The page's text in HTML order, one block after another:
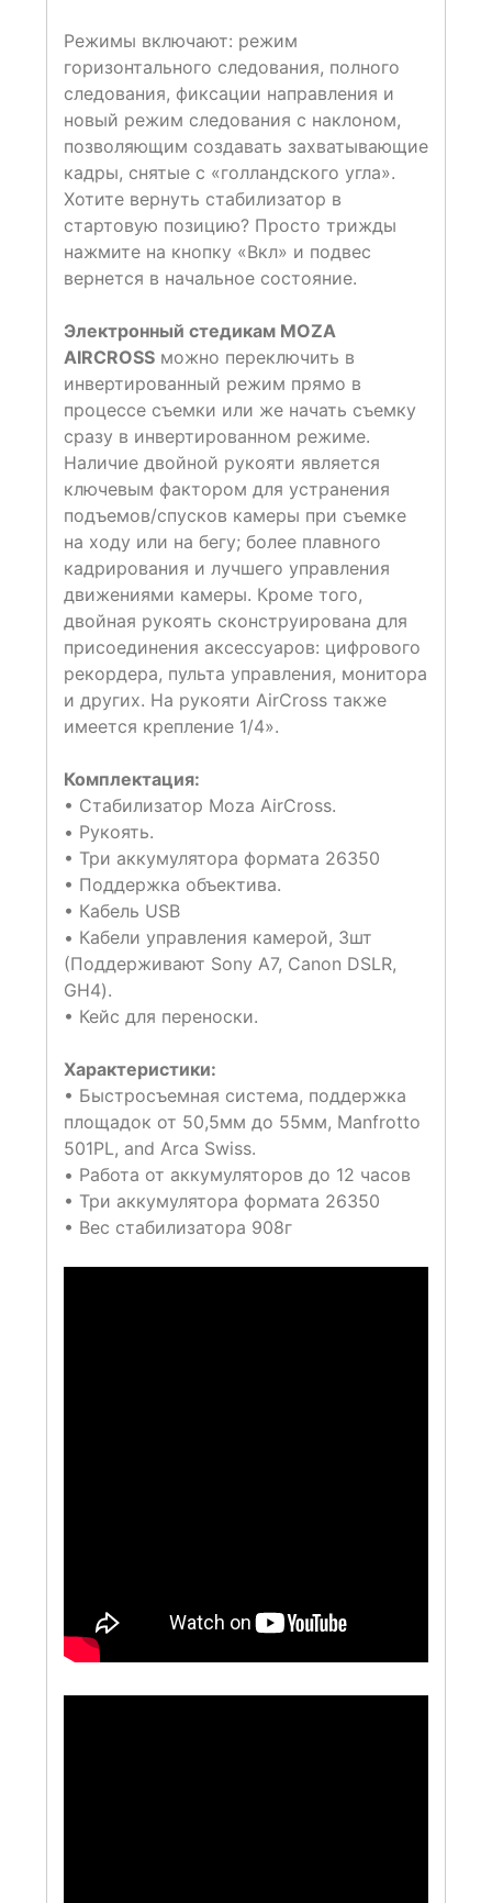
Режимы включают: режим
горизонтального следования, полного
следования, фиксации направления и
новый режим следования с наклоном,
позволяющим создавать захватывающие
кадры, снятые с «голландского угла».
Хотите вернуть стабилизатор в
стартовую позицию? Просто трижды
нажмите на кнопку «Вкл» и подвес
вернется в начальное состояние.
Электронный стедикам MOZA
AIRCROSS можно переключить в
инвертированный режим прямо в
процессе съемки или же начать съемку
сразу в инвертированном режиме.
Наличие двойной рукояти является
ключевым фактором для устранения
подъемов/спусков камеры при съемке
на ходу или на бегу; более плавного
кадрирования и лучшего управления
движениями камеры. Кроме того,
двойная рукоять сконструирована для
присоединения аксессуаров: цифрового
рекордера, пульта управления, монитора
и других. На рукояти AirCross также
имеется крепление 1/4».
Комплектация:
• Стабилизатор Moza AirCross.
• Рукоять.
• Три аккумулятора формата 26350
• Поддержка объектива.
• Кабель USB
• Кабели управления камерой, 3шт
(Поддерживают Sony A7, Canon DSLR,
GH4).
• Кейс для переноски.
Характеристики:
• Быстросъемная система, поддержка
площадок от 50,5мм до 55мм, Manfrotto
501PL, and Arca Swiss.
• Работа от аккумуляторов до 12 часов
• Три аккумулятора формата 26350
• Вес стабилизатора 908г